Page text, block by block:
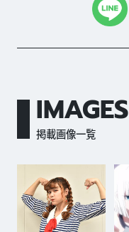
IMAGES
掲載画像一覧